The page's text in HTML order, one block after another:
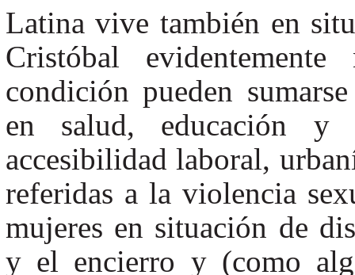
Latina vive también en
Cristóbal
condición pueden
en salud, educación y
accesibilidad laboral,
referidas a la violencia
mujeres en situación de
y el encierro y (como